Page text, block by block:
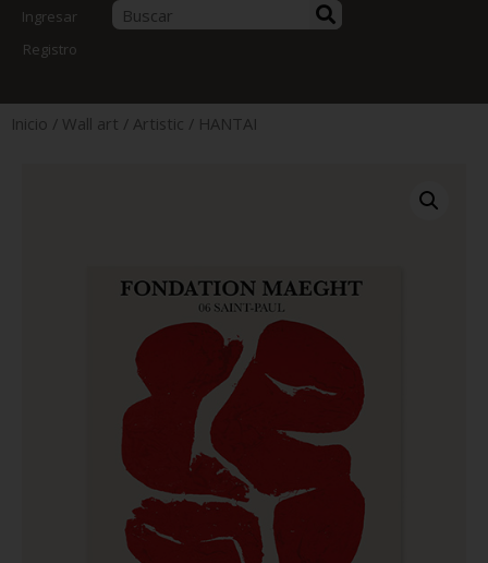
Ingresar
Registro
Inicio / Wall art / Artistic / HANTAI